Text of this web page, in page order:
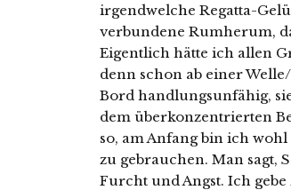
irgendwelche Regatta-
verbundene Rumherum,
Eigentlich hätte ich allen
denn schon ab einer
Bord handlungsunfähig,
dem überkonzentrierten
so, am Anfang bin ich
zu gebrauchen. Man
Furcht und Angst. Ich